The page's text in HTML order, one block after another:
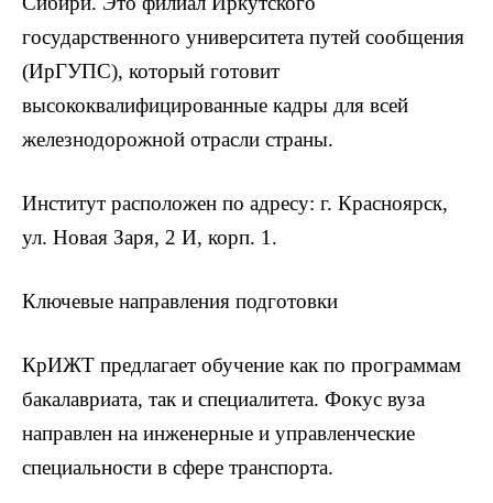
государственного университета путей сообщения
(ИрГУПС), который готовит
высококвалифицированные кадры для всей
железнодорожной отрасли страны.
Институт расположен по адресу: г. Красноярск,
ул. Новая Заря, 2 И, корп. 1.
Ключевые направления подготовки
КрИЖТ предлагает обучение как по программам
бакалавриата, так и специалитета. Фокус вуза
направлен на инженерные и управленческие
специальности в сфере транспорта.